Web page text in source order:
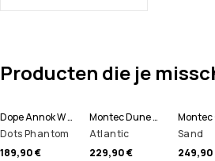
Producten die je
Dope Annok W Snowboard jas Dames
Dots Phantom
189,90 €
Montec Dune W Ski jas Dames
Atlantic
229,90 €
Sand
249,90